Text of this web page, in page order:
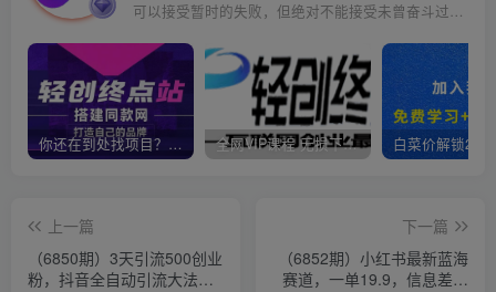
可以接受暂时的失败，但绝对不能接受未曾奋斗过的自己
你还在到处找项目？还在当韭菜？我靠卖项目一个月收入5万+，曾经我也是个失败者。 全网VIP课程 无损下载~
上一篇
（6850期）3天引流500创业
粉，抖音全自动引流大法，
下一篇
（6852期）小红书最新蓝海
赛道，一单19.9，信息差生